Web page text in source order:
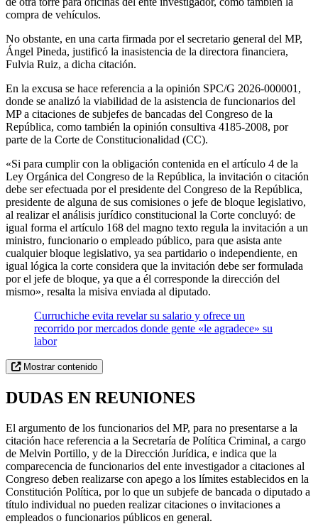
compra de vehículos.
No obstante, en una carta firmada por el secretario general del MP,
Ángel Pineda, justificó la inasistencia de la directora financiera,
Fulvia Ruiz, a dicha citación.
En la excusa se hace referencia a la opinión SPC/G 2026-000001,
donde se analizó la viabilidad de la asistencia de funcionarios del
MP a citaciones de subjefes de bancadas del Congreso de la
República, como también la opinión consultiva 4185-2008, por
parte de la Corte de Constitucionalidad (CC).
«Si para cumplir con la obligación contenida en el artículo 4 de la
Ley Orgánica del Congreso de la República, la invitación o citación
debe ser efectuada por el presidente del Congreso de la República,
presidente de alguna de sus comisiones o jefe de bloque legislativo,
al realizar el análisis jurídico constitucional la Corte concluyó: de
igual forma el artículo 168 del magno texto regula la invitación a un
ministro, funcionario o empleado público, para que asista ante
cualquier bloque legislativo, ya sea partidario o independiente, en
igual lógica la corte considera que la invitación debe ser formulada
por el jefe de bloque, ya que a él corresponde la dirección del
mismo», resalta la misiva enviada al diputado.
Curruchiche evita revelar su salario y ofrece un
recorrido por mercados donde gente «le agradece» su
labor
Mostrar contenido
DUDAS EN REUNIONES
El argumento de los funcionarios del MP, para no presentarse a la
citación hace referencia a la Secretaría de Política Criminal, a cargo
de Melvin Portillo, y de la Dirección Jurídica, e indica que la
comparecencia de funcionarios del ente investigador a citaciones al
Congreso deben realizarse con apego a los límites establecidos en la
Constitución Política, por lo que un subjefe de bancada o diputado a
título individual no pueden realizar citaciones o invitaciones a
empleados o funcionarios públicos en general.